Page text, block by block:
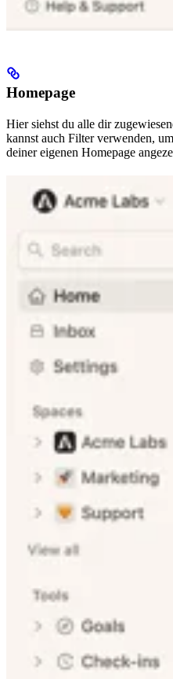
Homepage
Hier siehst du alle dir
kannst auch Filter verwenden,
deiner eigenen Homepage